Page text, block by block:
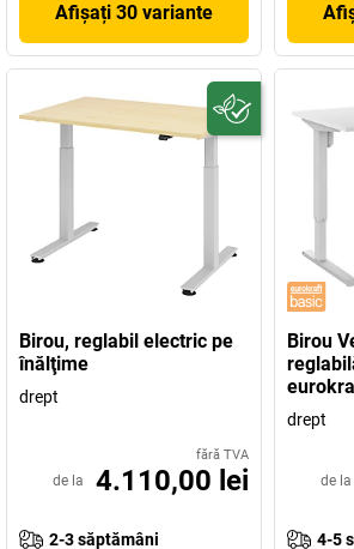
Afișați 30 variante
Birou, reglabil electric pe
înălţime
drept
fără TVA
de la 4.110,00 lei
2-3 săptămâni
Birou
drept
de la
4-5